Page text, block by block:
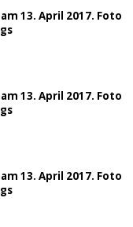
13. April 2017. Foto
13. April 2017. Foto
13. April 2017. Foto